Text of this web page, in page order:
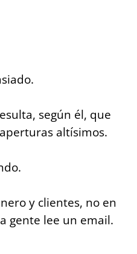
según él, que
altísimos.
y clientes, no en
gente lee un email.